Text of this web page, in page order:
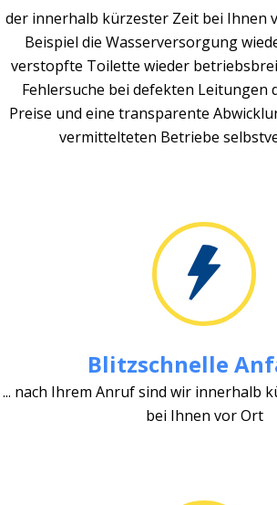
der innerhalb kürzester Zeit bei Ihnen
Beispiel die Wasserversorgung
verstopfte Toilette wieder
Fehlersuche bei defekten Leitungen
Preise und eine transparente
vermittelteten Betriebe
Blitzschnelle
... nach Ihrem Anruf sind wir innerhalb
bei Ihnen vor Ort